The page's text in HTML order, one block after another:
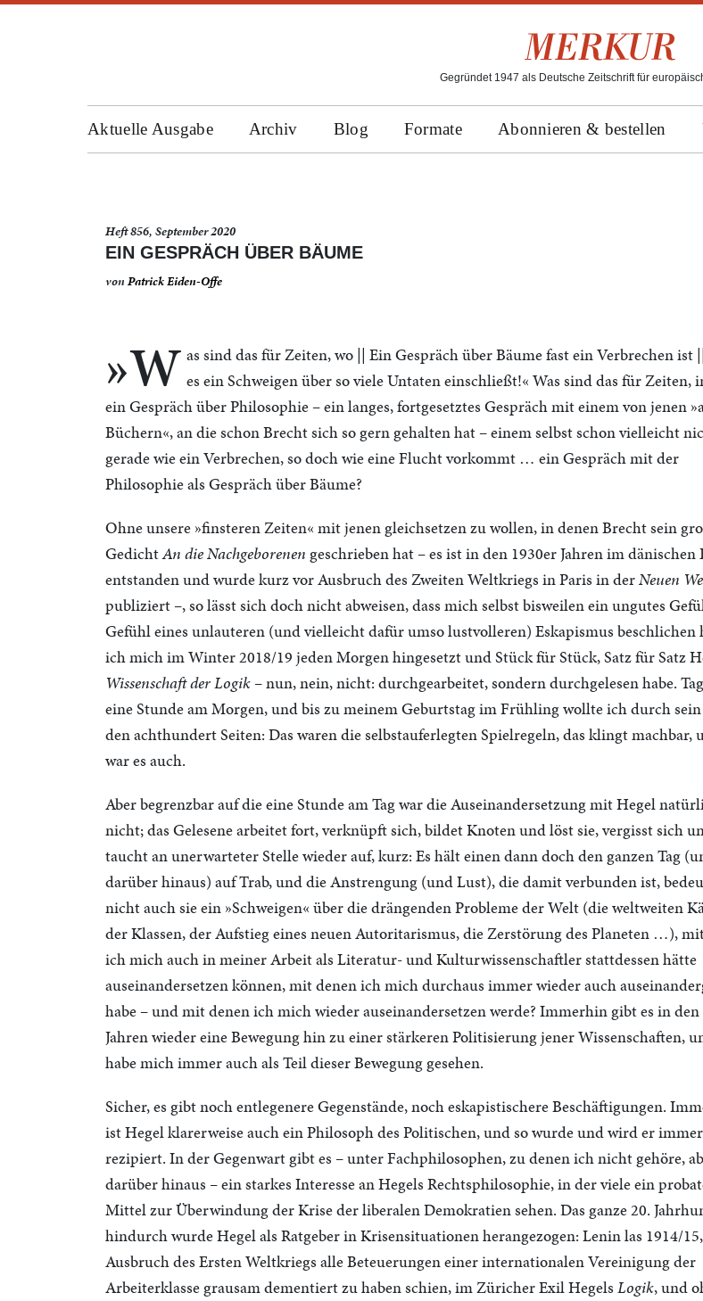
Gegründet 1947 als Deutsche Zeitschrift für
Aktuelle Ausgabe Archiv Blog Formate Abonnieren & bestellen
Heft 856, September 2020
EIN GESPRÄCH ÜBER BÄUME
vonPatrick Eiden-Offe
»W as sind das für Zeiten, wo || Ein Gespräch über Bäume fast ein Verbrechen ist
es ein Schweigen über so viele Untaten einschließt!« Was sind das für Zeiten,
ein Gespräch über Philosophie – ein langes, fortgesetztes Gespräch mit einem von jenen
Büchern«, an die schon Brecht sich so gern gehalten hat – einem selbst schon vielleicht
gerade wie ein Verbrechen, so doch wie eine Flucht vorkommt … ein Gespräch mit der
Philosophie als Gespräch über Bäume?
Ohne unsere »finsteren Zeiten« mit jenen gleichsetzen zu wollen, in denen Brecht sein
GedichtAn die Nachgeborenen geschrieben hat – es ist in den 1930er Jahren im dänischen
entstanden und wurde kurz vor Ausbruch des Zweiten Weltkriegs in Paris in derNeuen
publiziert –, so lässt sich doch nicht abweisen, dass mich selbst bisweilen ein ungutes
Gefühl eines unlauteren (und vielleicht dafür umso lustvolleren) Eskapismus beschlichen
ich mich im Winter 2018/19 jeden Morgen hingesetzt und Stück für Stück, Satz für Satz
Wissenschaft der Logik – nun, nein, nicht: durchgearbeitet, sondern durchgelesen habe.
eine Stunde am Morgen, und bis zu meinem Geburtstag im Frühling wollte ich durch
den achthundert Seiten: Das waren die selbstauferlegten Spielregeln, das klingt machbar,
war es auch.
Aber begrenzbar auf die eine Stunde am Tag war die Auseinandersetzung mit Hegel
nicht; das Gelesene arbeitet fort, verknüpft sich, bildet Knoten und löst sie, vergisst sich
taucht an unerwarteter Stelle wieder auf, kurz: Es hält einen dann doch den ganzen Tag
darüber hinaus) auf Trab, und die Anstrengung (und Lust), die damit verbunden ist,
nicht auch sie ein »Schweigen« über die drängenden Probleme der Welt (die weltweiten
der Klassen, der Aufstieg eines neuen Autoritarismus, die Zerstörung des Planeten …),
ich mich auch in meiner Arbeit als Literatur- und Kulturwissenschaftler stattdessen hätte
auseinandersetzen können, mit denen ich mich durchaus immer wieder auch
habe – und mit denen ich mich wieder auseinandersetzen werde? Immerhin gibt es in
Jahren wieder eine Bewegung hin zu einer stärkeren Politisierung jener Wissenschaften,
habe mich immer auch als Teil dieser Bewegung gesehen.
Sicher, es gibt noch entlegenere Gegenstände, noch eskapistischere Beschäftigungen.
ist Hegel klarerweise auch ein Philosoph des Politischen, und so wurde und wird er
rezipiert. In der Gegenwart gibt es – unter Fachphilosophen, zu denen ich nicht gehöre,
darüber hinaus – ein starkes Interesse an Hegels Rechtsphilosophie, in der viele ein
Mittel zur Überwindung der Krise der liberalen Demokratien sehen. Das ganze 20.
hindurch wurde Hegel als Ratgeber in Krisensituationen herangezogen: Lenin las 1914/
Ausbruch des Ersten Weltkriegs alle Beteuerungen einer internationalen Vereinigung der
Arbeiterklasse grausam dementiert zu haben schien, im Züricher Exil Hegels Logik, und